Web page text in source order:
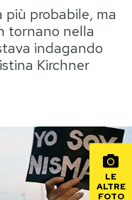
Idee
Boomer!
più probabile, ma
tornano nella
indagando
Kirchner
LE
ALTRE
FOTO